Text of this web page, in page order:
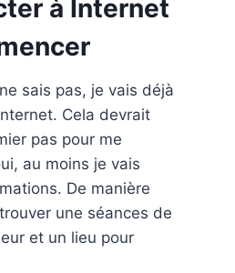
à Internet
sais pas, je vais déjà
Cela devrait
pas pour me
au moins je vais
De manière
une séances de
et un lieu pour